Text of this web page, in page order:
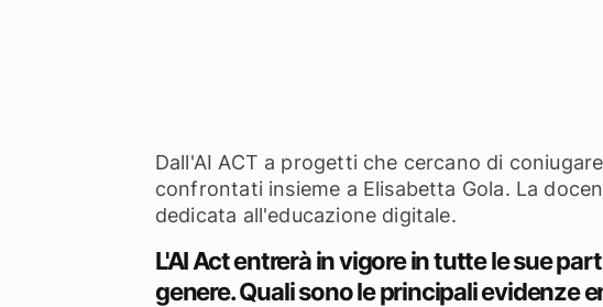
Dall'AI ACT a progetti che cercano di
confrontati insieme a Elisabetta Gola. La
dedicata all'educazione digitale.
L'AI Act entrerà in vigore in tutte le sue
genere. Quali sono le principali evidenze